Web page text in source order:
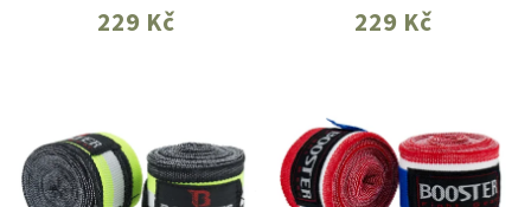
229 Kč 229 Kč